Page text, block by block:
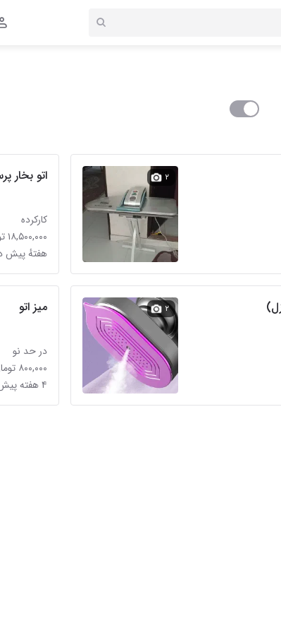
۲ اتو بخار
کارکرده
۱۸,۵۰۰,۰۰۰ تومان
هفتهٔ پیش
۲ میز اتو
در حد نو
۸۰۰,۰۰۰ تومان
۴ هفته پیش در بهداشت